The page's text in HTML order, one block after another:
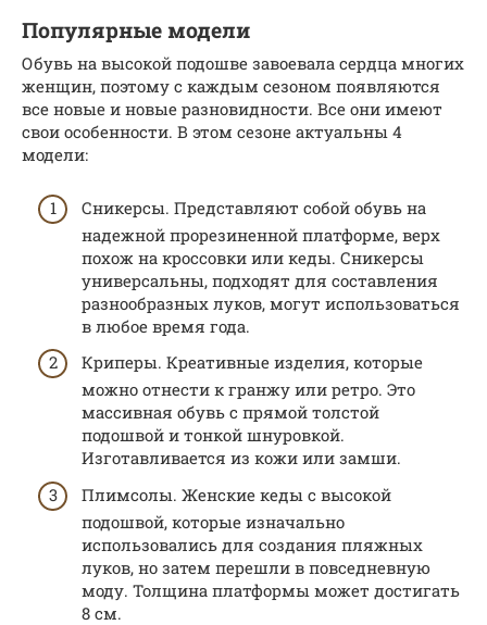
Популярные модели
Обувь на высокой подошве завоевала сердца многих
женщин, поэтому с каждым сезоном появляются
все новые и новые разновидности. Все они имеют
свои особенности. В этом сезоне актуальны 4
модели:
Сникерсы. Представляют собой обувь на
надежной прорезиненной платформе, верх
похож на кроссовки или кеды. Сникерсы
универсальны, подходят для составления
разнообразных луков, могут использоваться
в любое время года.
Криперы. Креативные изделия, которые
можно отнести к гранжу или ретро. Это
массивная обувь с прямой толстой
подошвой и тонкой шнуровкой.
Изготавливается из кожи или замши.
Плимсолы. Женские кеды с высокой
подошвой, которые изначально
использовались для создания пляжных
луков, но затем перешли в повседневную
моду. Толщина платформы может достигать
8 см.